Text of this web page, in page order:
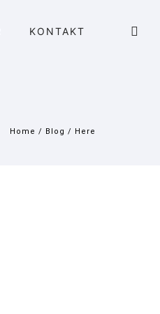
KONTAKT
Home / Blog / Here